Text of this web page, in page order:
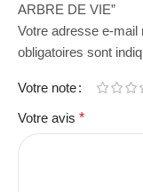
ARBRE DE VIE”
Votre adresse e-mail
obligatoires sont
Votre note
Votre avis *